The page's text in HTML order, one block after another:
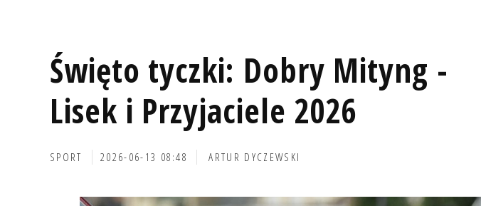
Święto tyczki: Dobry Mityng -
Lisek i Przyjaciele 2026
SPORT 2026-06-13 08:48 ARTUR DYCZEWSKI